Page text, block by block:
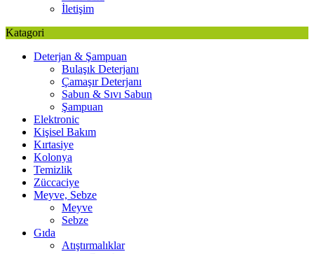
İletişim
Katagori
Deterjan & Şampuan
Bulaşık Deterjanı
Çamaşır Deterjanı
Sabun & Sıvı Sabun
Şampuan
Elektronic
Kişisel Bakım
Kırtasiye
Kolonya
Temizlik
Züccaciye
Meyve, Sebze
Meyve
Sebze
Gıda
Atıştırmalıklar